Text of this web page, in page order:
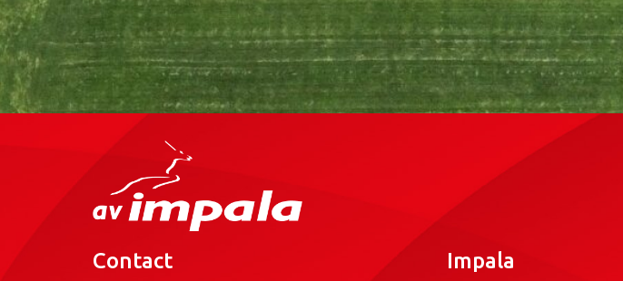
Contact Impala